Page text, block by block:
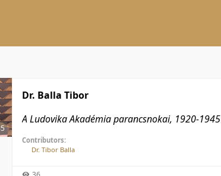
Dr. Balla Tibor
A Ludovika Akadémia parancsnokai, 1920-1945
Contributors:
Dr. Tibor Balla